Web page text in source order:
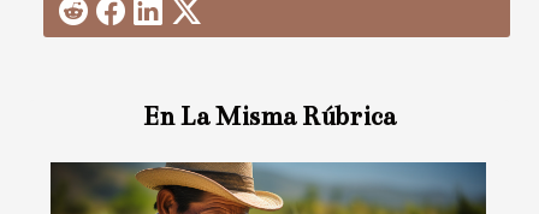
En La Misma Rúbrica